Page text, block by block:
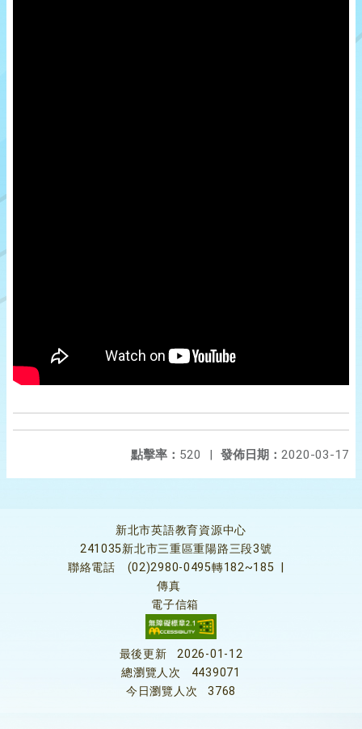
發佈日期： 2020-03-17
點擊率： 520 |
新北市英語教育資源中心
241035新北市三重區重陽路三段3號
聯絡電話
(02)2980-0495轉182~185
傳真
電子信箱
最後更新
2026-01-12
總瀏覽人次
4439071
今日瀏覽人次
3768